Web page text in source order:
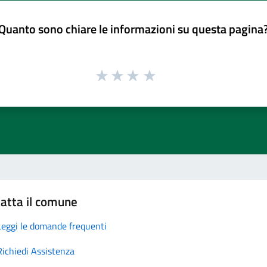
sono chiare le informazioni su questa
il comune
le domande frequenti
Assistenza